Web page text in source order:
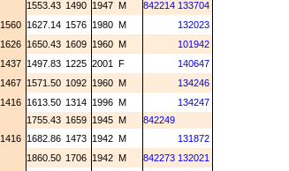
1553.43 1490 1947 M 842214 133704
1560 1627.14 1576 1980 M
132023
1626 1650.43 1609 1960 M
101942
1437 1497.83 1225 2001 F
140647
1467 1571.50 1092 1960 M
134246
1416 1613.50 1314 1996 M
134247
1755.43 1659 1945 M
842249
1416 1682.86 1473 1942 M
131872
1860.50 1706 1942 M 842273 132021